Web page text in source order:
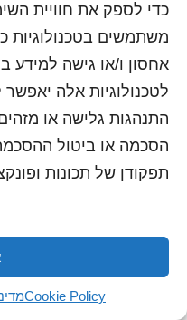
כדי לספק את חוויית
אחסון ו/או גישה
לטכנולוגיות אלה יאפשר
התנהגות גלישה או
הסכמה או ביטול
תפקודן של תכונות
Cookie Policy